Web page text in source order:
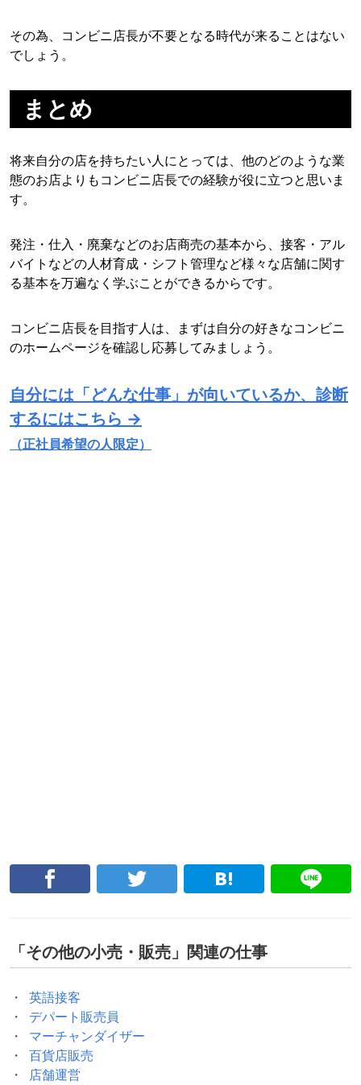
その為、コンビニ店長が不要となる時代が来ることはない
でしょう。
まとめ
将来自分の店を持ちたい人にとっては、他のどのような業
態のお店よりもコンビニ店長での経験が役に立つと思いま
す。
発注・仕入・廃棄などのお店商売の基本から、接客・アル
バイトなどの人材育成・シフト管理など様々な店舗に関す
る基本を万遍なく学ぶことができるからです。
コンビニ店長を目指す人は、まずは自分の好きなコンビニ
のホームページを確認し応募してみましょう。
自分には「どんな仕事」が向いているか、診断
するにはこちら →
（正社員希望の人限定）
「その他の小売・販売 」関連の仕事
英語接客
デパート販売員
マーチャンダイザー
百貨店販売
店舗運営